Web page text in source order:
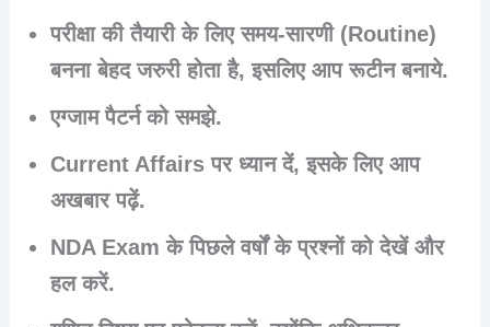
परीक्षा की तैयारी के लिए समय-सारणी (Routine)
बनना बेहद जरुरी होता है, इसलिए आप रूटीन बनाये.
एग्जाम पैटर्न को समझे.
Current Affairs पर ध्यान दें, इसके लिए आप
अखबार पढ़ें.
NDA Exam के पिछले वर्षों के प्रश्नों को देखें और
हल करें.